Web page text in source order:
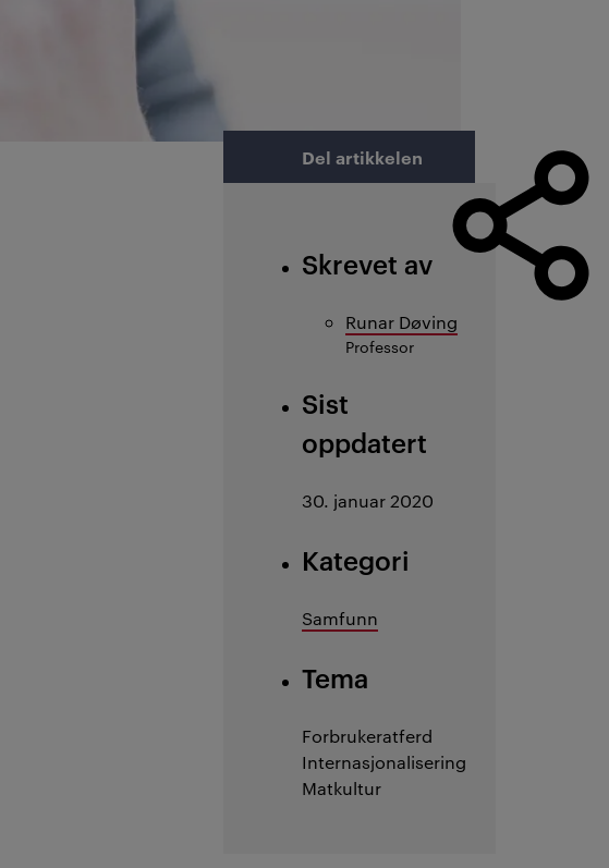
Del artikkelen
Skrevet av
Runar Døving
Professor
Sist
oppdatert
30. januar 2020
Kategori
Samfunn
Tema
Forbrukeratferd
Internasjonalisering
Matkultur